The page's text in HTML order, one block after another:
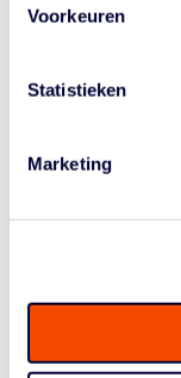
Voorkeuren
Statistieken
Marketing
speelsters écht